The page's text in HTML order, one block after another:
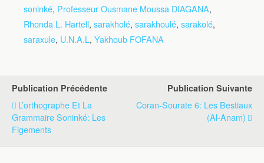
soninké, Professeur Ousmane Moussa DIAGANA,
Rhonda L. Hartell, sarakholé, sarakhoulé, sarakolé,
saraxule, U.N.A.L, Yakhoub FOFANA
Publication Précédente
L’orthographe Et La
Grammaire Soninké: Les
Figements
Publication Suivante
Coran-Sourate 6: Les Bestiaux
(Al-Anam)